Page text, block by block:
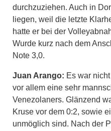
durchzuziehen. Auch in
liegen, weil die letzte
hatte er bei der
Wurde kurz nach dem
Note 3,0.
Juan Arango: Es war
vor allem eine sehr
Venezolaners. Glänzend
Kruse vor dem 0:2, sowie
unmöglich sind. Nach der